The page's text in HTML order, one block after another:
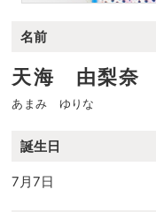
名前
天海 由梨奈
あまみ ゆりな
誕生日
7月7日